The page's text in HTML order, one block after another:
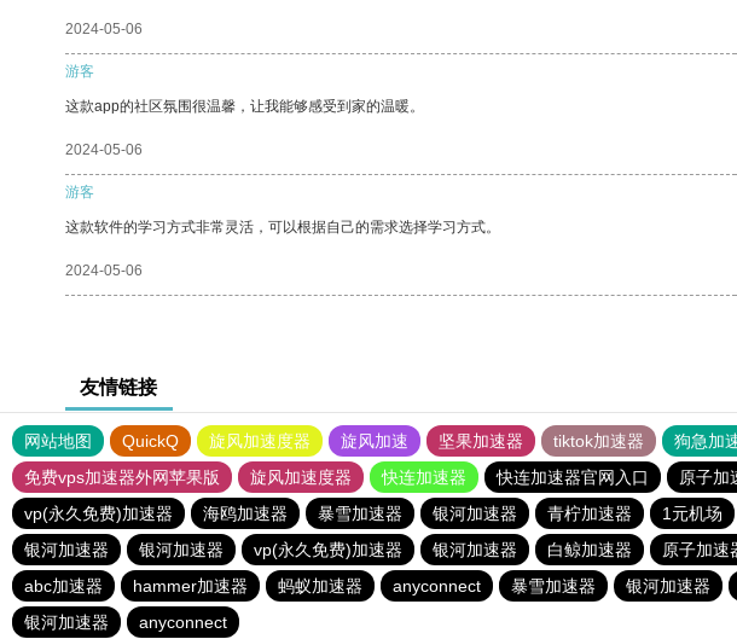
2024-05-06
游客
这款app的社区氛围很温馨，让我能够感受到家的温暖。
2024-05-06
游客
这款软件的学习方式非常灵活，可以根据自己的需求选择学习方式。
2024-05-06
友情链接
网站地图 QuickQ 旋风加速度器 旋风加速 坚果加速器 tiktok加速器 狗急加
免费vps加速器外网苹果版
旋风加速度器 快连加速器 快连加速器官网入口 原子加
vp(永久免费)加速器
海鸥加速器 暴雪加速器 银河加速器 青柠加速器 1元机场
银河加速器
银河加速器 vp(永久免费)加速器 银河加速器 白鲸加速器 原子加速
abc加速器
hammer加速器 蚂蚁加速器 anyconnect 暴雪加速器 银河加速器
银河加速器
anyconnect